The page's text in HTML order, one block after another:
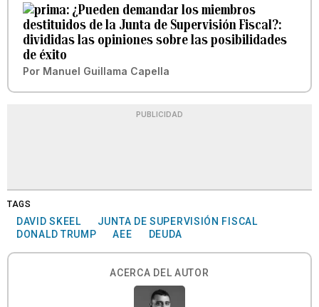
¿Pueden demandar los miembros
destituidos de la Junta de Supervisión Fiscal?:
divididas las opiniones sobre las posibilidades
de éxito
Por Manuel Guillama Capella
PUBLICIDAD
TAGS
DAVID SKEEL
JUNTA DE SUPERVISIÓN FISCAL
DONALD TRUMP
AEE DEUDA
ACERCA DEL AUTOR